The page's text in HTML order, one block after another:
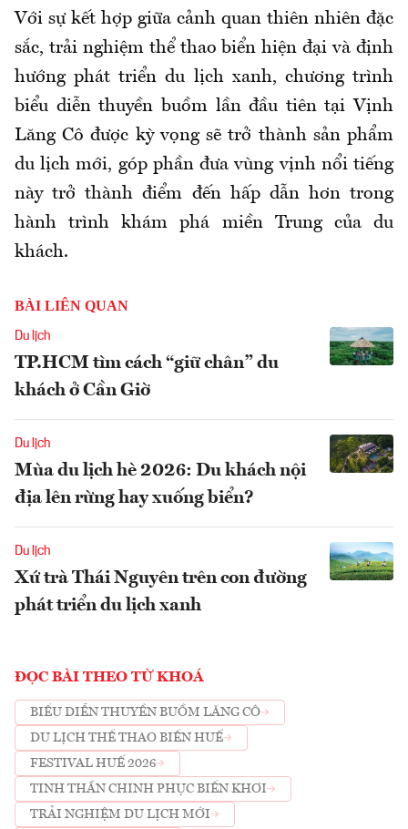
Với sự kết hợp giữa cảnh quan thiên nhiên đặc
sắc, trải nghiệm thể thao biển hiện đại và định
hướng phát triển du lịch xanh, chương trình
biểu diễn thuyền buồm lần đầu tiên tại Vịnh
Lăng Cô được kỳ vọng sẽ trở thành sản phẩm
du lịch mới, góp phần đưa vùng vịnh nổi tiếng
này trở thành điểm đến hấp dẫn hơn trong
hành trình khám phá miền Trung của du
khách.
BÀI LIÊN QUAN
Du lịch
TP.HCM tìm cách “giữ chân” du
khách ở Cần Giờ
Du lịch
Mùa du lịch hè 2026: Du khách nội
địa lên rừng hay xuống biển?
Du lịch
Xứ trà Thái Nguyên trên con đường
phát triển du lịch xanh
ĐỌC BÀI THEO TỪ KHOÁ
BIỂU DIỄN THUYỀN BUỒM LĂNG CÔ
DU LỊCH THỂ THAO BIỂN HUẾ
FESTIVAL HUẾ 2026
TINH THẦN CHINH PHỤC BIỂN KHƠI
TRẢI NGHIỆM DU LỊCH MỚI